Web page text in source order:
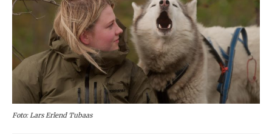
Foto: Lars Erlend Tubaas